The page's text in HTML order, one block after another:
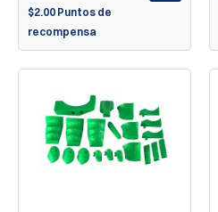
$2.00 Puntos de
recompensa